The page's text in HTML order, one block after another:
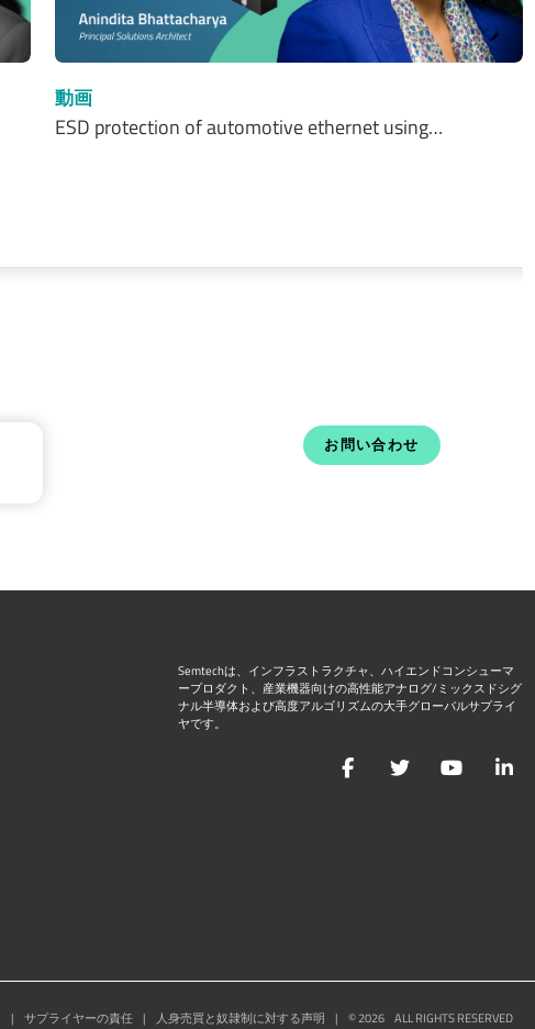
動画
ESD protection of automotive ethernet using…
お問い合わせ
Semtechは、インフラストラクチャ、ハイエンドコンシューマ
ープロダクト、産業機器向けの高性能アナログ/ミックスドシグ
ナル半導体および高度アルゴリズムの大手グローバルサプライ
ヤです。
FacebookTwitter
| サプライヤーの責任 | 人身売買と奴隷制に対する声明 | ©2026 ALL RIGHTS RESERVED